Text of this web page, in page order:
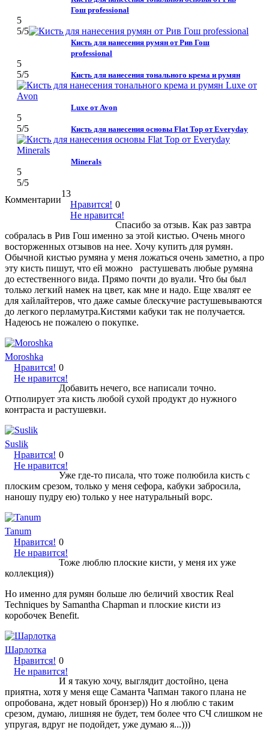
Гош professional
5
5/5
Кисть для нанесения румян от Рив Гош
professional
5
5/5 Кисть для нанесения тонального крема и румян
Luxe от Avon
5
5/5 Кисть для нанесения основы Flat Top от Everyday
Minerals
5
5/5
Комментарии
13
Нравится!
Не нравится!
0
Спасибо за отзыв. Как раз завтра
собралась в Рив Гош именно за этой кистью. Очень много
восторженных отзывов на нее. Хочу купить для румян.
Обычной кистью румяна у меня ложаться очень заметно, а про
эту кисть пишут, что ей можно растушевать любые румяна
до естественного вида. Прямо почти до вуали. Что бы был
только легкий намек на цвет, как мне и надо. Еще хвалят ее
для хайлайтеров, что даже самые блескучие растушевываются
до легкого перламутра.Кистями кабуки так не получается.
Надеюсь не пожалею о покупке.
Moroshka
Нравится!
Не нравится!
0
Добавить нечего, все написали точно.
Отполирует эта кисть любой сухой продукт до нужного
контраста и растушевки.
Suslik
Нравится!
Не нравится!
0
Уже где-то писала, что тоже полюбила кисть с
плоским срезом, только у меня сефора, кабуки забросила,
наношу пудру ею) только у нее натуральный ворс.
Tanum
Нравится!
Не нравится!
0
Тоже люблю плоские кисти, у меня их уже
коллекция))
Но именно для румян больше лю беличий хвостик Real
Techniques by Samantha Chapman и плоские кисти из
коробочек Benefit.
Шарлотка
Нравится!
Не нравится!
0
И я такую хочу, выглядит достойно, цена
приятна, хотя у меня еще Саманта Чапман такого плана не
опробована, ждет новый бронзер)) Но я люблю с таким
срезом, думаю, лишняя не будет, тем более что СЧ слишком не
упругая, вдруг не подойдет, уже думаю я...)))